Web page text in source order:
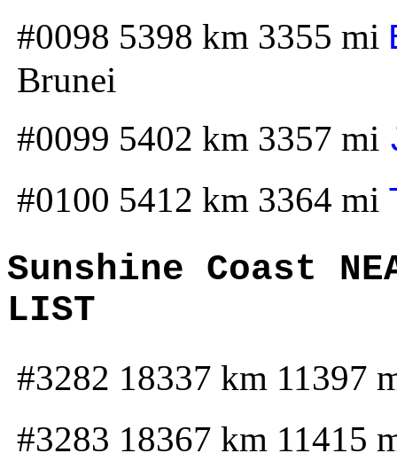
#0098 5398 km 3355 mi
Brunei
#0099 5402 km 3357 mi
#0100 5412 km 3364 mi
Sunshine Coast
LIST
#3282 18337 km 11397
#3283 18367 km 11415